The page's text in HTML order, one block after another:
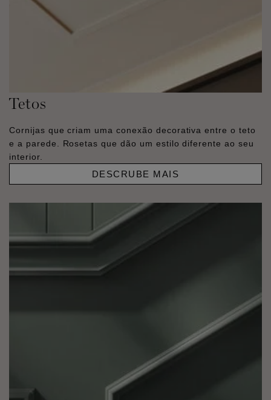
Tetos
Cornijas que criam uma conexão decorativa entre o teto
e a parede. Rosetas que dão um estilo diferente ao seu
interior.
DESCRUBE MAIS